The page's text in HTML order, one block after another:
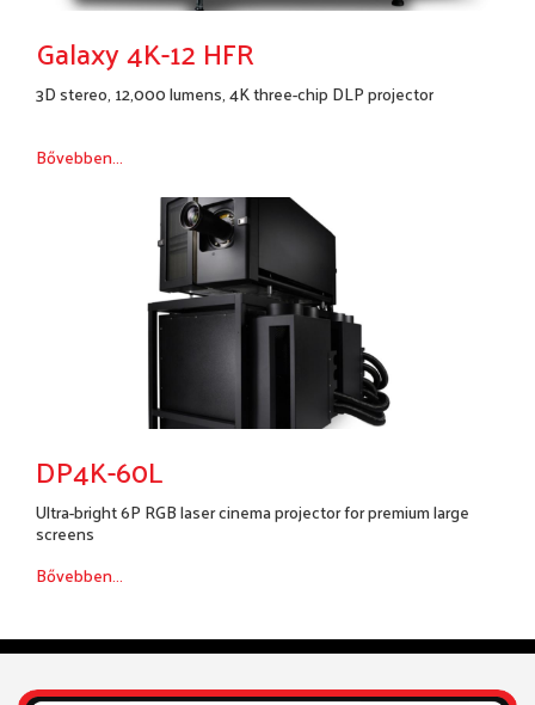
Galaxy 4K-12 HFR
3D stereo, 12,000 lumens, 4K three-chip DLP projector
Bővebben...
DP4K-60L
Ultra-bright 6P RGB laser cinema projector for premium large
screens
Bővebben...